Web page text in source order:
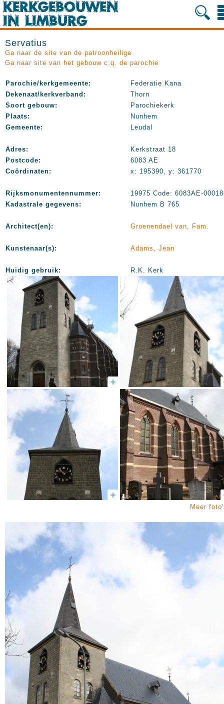
Servatius
Ga naar de site van de patroonheilige
Ga naar site van het gebouw c.q. de parochie
Parochie/kerkgemeente:
Federatie Kana
Dekenaat/kerkverband:
Thorn
Soort gebouw:
Parochiekerk
Plaats:
Nunhem
Gemeente:
Leudal
Adres:
Kerkstraat 18
Postcode:
6083 AE
Coördinaten:
x: 195390, y: 361770
Rijksmonumentennummer:
19975 Code: 6083AE-
Kadastrale gegevens:
Nunhem B 765
Architect(en): Groenendael van, Fam.
Kunstenaar(s): Adams, Jean
Huidig gebruik: R.K. Kerk
Meer